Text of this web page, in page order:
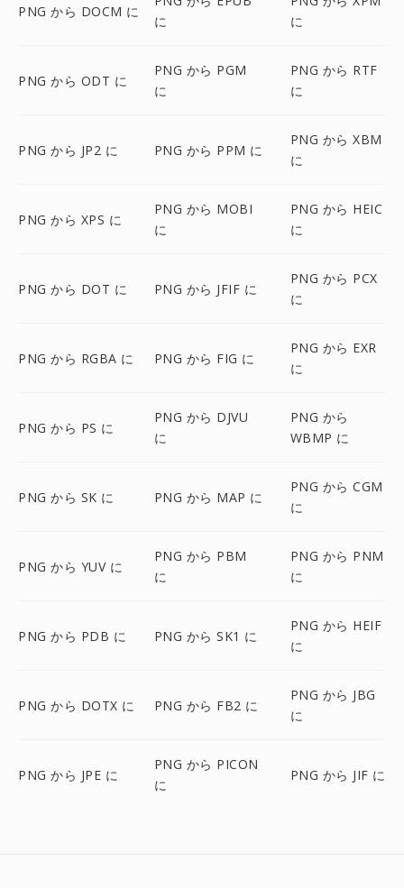
PNG から DOCM に
に
に
PNG から ODT に
PNG から PGM
に
PNG から RTF
に
PNG から JP2 に PNG から PPM に
PNG から XBM
に
PNG から XPS に
PNG から MOBI
に
PNG から HEIC
に
PNG から DOT に PNG から JFIF に
PNG から PCX
に
PNG から RGBA に PNG から FIG に
PNG から EXR
に
PNG から PS に
PNG から DJVU
に
PNG から
WBMP に
PNG から SK に PNG から MAP に
PNG から CGM
に
PNG から YUV に
PNG から PBM
に
PNG から PNM
に
PNG から PDB に PNG から SK1 に
PNG から HEIF
に
PNG から DOTX に PNG から FB2 に
PNG から JBG
に
PNG から JPE に
PNG から PICON
に
PNG から JIF に